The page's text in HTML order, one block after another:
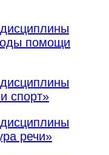
помощи
спорт»
речи»